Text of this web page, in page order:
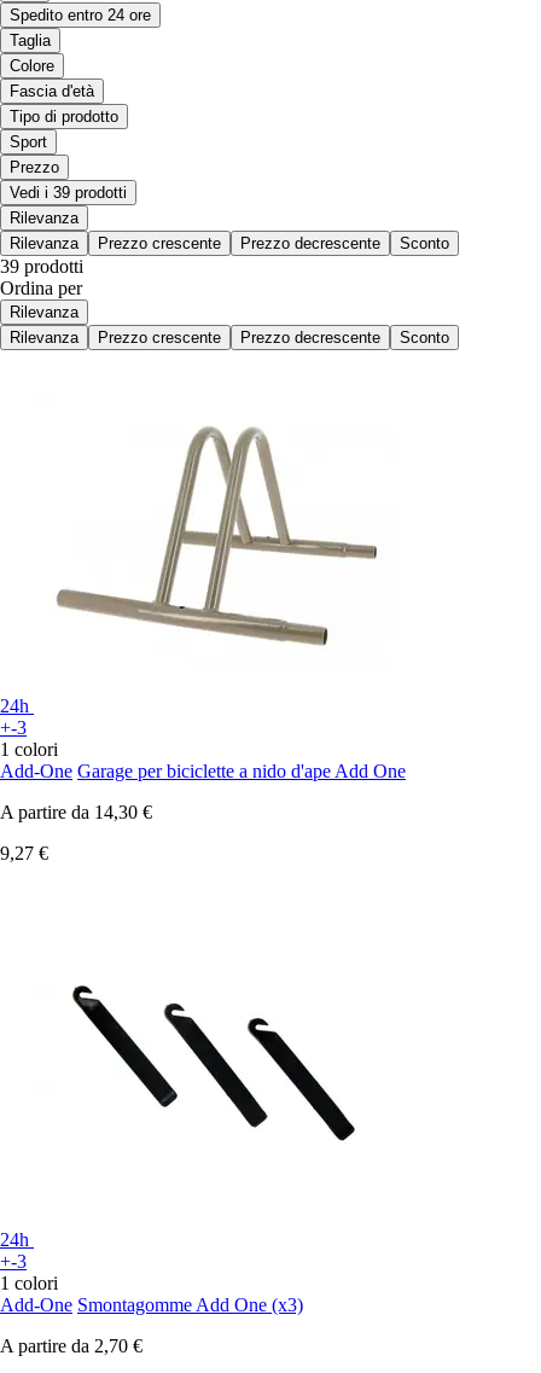
Spedito entro 24 ore
Taglia
Colore
Fascia d'età
Tipo di prodotto
Sport
Prezzo
Vedi i 39 prodotti
Rilevanza
Rilevanza
Prezzo crescente Prezzo decrescente Sconto
39 prodotti
Ordina per
Rilevanza
Rilevanza
Prezzo crescente Prezzo decrescente Sconto
24h
+-3
1 colori
Add-One Garage per biciclette a nido d'ape Add One
A partire da 14,30 €
9,27 €
24h
+-3
1 colori
Add-One Smontagomme Add One (x3)
A partire da 2,70 €